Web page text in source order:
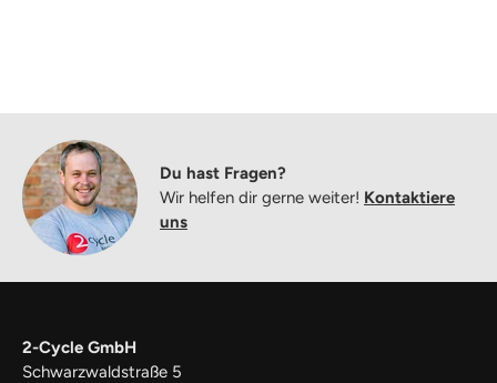
Du hast Fragen?
Wir helfen dir gerne weiter! Kontaktiere
uns
2-Cycle GmbH
Schwarzwaldstraße 5